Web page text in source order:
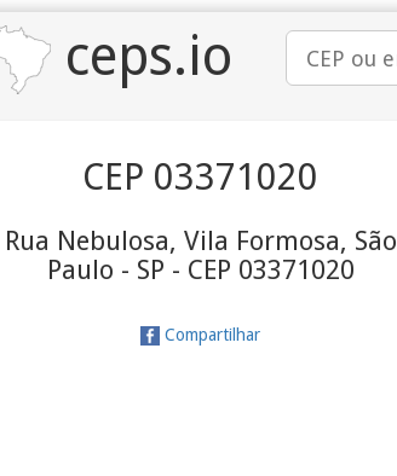
ceps.io
CEP 03371020
Rua Nebulosa, Vila Formosa, São
Paulo - SP - CEP 03371020
Compartilhar